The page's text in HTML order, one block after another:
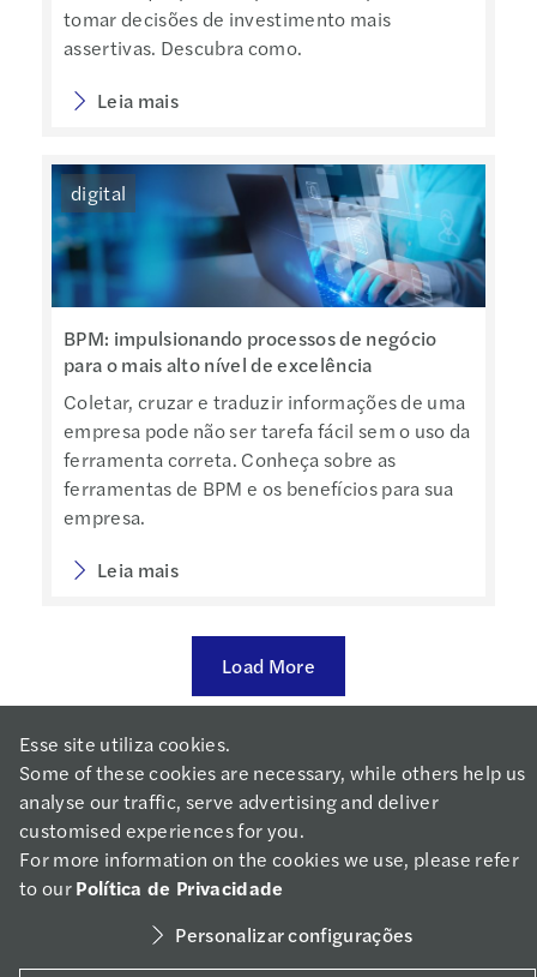
tomar decisões de investimento mais
assertivas. Descubra como.
Leia mais
digital
BPM: impulsionando processos de negócio
para o mais alto nível de excelência
Coletar, cruzar e traduzir informações de uma
empresa pode não ser tarefa fácil sem o uso da
ferramenta correta. Conheça sobre as
ferramentas de BPM e os benefícios para sua
empresa.
Leia mais
Load More
Social media
Copyright 2021 - Mazars
Esse site utiliza cookies.
Some of these cookies are necessary, while others help us
analyse our traffic, serve advertising and deliver
customised experiences for you.
For more information on the cookies we use, please refer
to ourPolítica de Privacidade
Personalizar configurações